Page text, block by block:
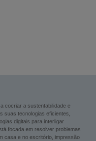
cocriar a sustentabilidade e
suas tecnologias eficientes,
digitais para interligar
focada em resolver problemas
casa e no escritório, impressão